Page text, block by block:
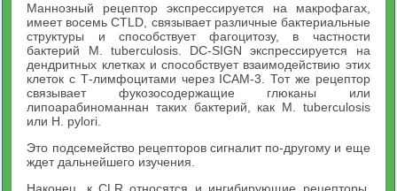
Маннозный рецептор экспрессируется на макрофагах,
имеет восемь CTLD, связывает различные бактериальные
структуры и способствует фагоцитозу, в частности
бактерий М. tuberculosis. DC-SIGN экспрессируется на
дендритных клетках и способствует взаимодействию этих
клеток с Т-лимфоцитами через ICAM-3. Тот же рецептор
связывает фукозосодержащие глюканы или
липоарабиноманнан таких бактерий, как М. tuberculosis
или Н. pylori.
Это подсемейство рецепторов сигналит по-другому и еще
ждет дальнейшего изучения.